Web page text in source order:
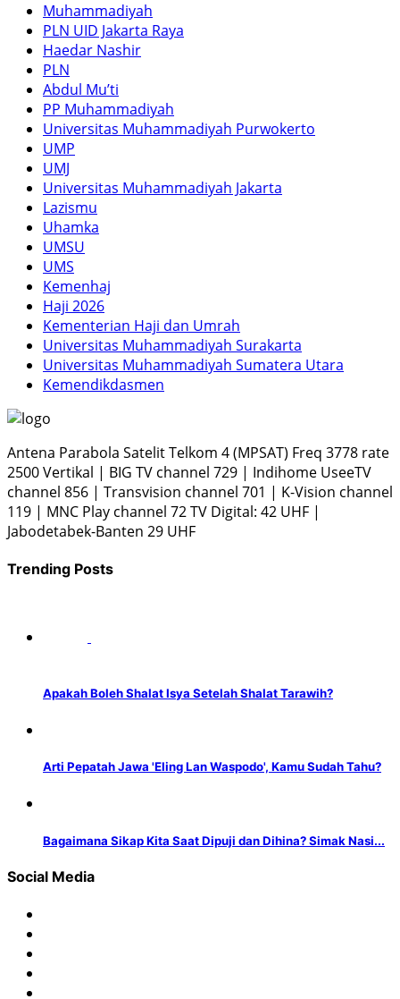
Muhammadiyah
PLN UID Jakarta Raya
Haedar Nashir
PLN
Abdul Mu’ti
PP Muhammadiyah
Universitas Muhammadiyah Purwokerto
UMP
UMJ
Universitas Muhammadiyah Jakarta
Lazismu
Uhamka
UMSU
UMS
Kemenhaj
Haji 2026
Kementerian Haji dan Umrah
Universitas Muhammadiyah Surakarta
Universitas Muhammadiyah Sumatera Utara
Kemendikdasmen
Antena Parabola Satelit Telkom 4 (MPSAT) Freq 3778 rate
2500 Vertikal | BIG TV channel 729 | Indihome UseeTV
channel 856 | Transvision channel 701 | K-Vision channel
119 | MNC Play channel 72 TV Digital: 42 UHF |
Jabodetabek-Banten 29 UHF
Trending Posts
Apakah Boleh Shalat Isya Setelah Shalat Tarawih?
Arti Pepatah Jawa 'Eling Lan Waspodo', Kamu Sudah Tahu?
Bagaimana Sikap Kita Saat Dipuji dan Dihina? Simak Nasi...
Social Media